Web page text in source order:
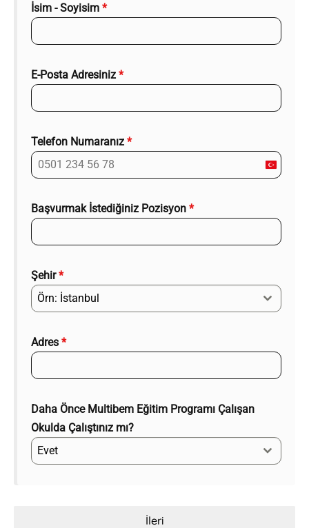
İsim - Soyisim *
E-Posta Adresiniz *
Telefon Numaranız *
Başvurmak İstediğiniz Pozisyon *
Şehir*
Örn: İstanbul
Adres *
Daha Önce Multibem Eğitim Programı Çalışan
Okulda Çalıştınız mı?
Evet
İleri